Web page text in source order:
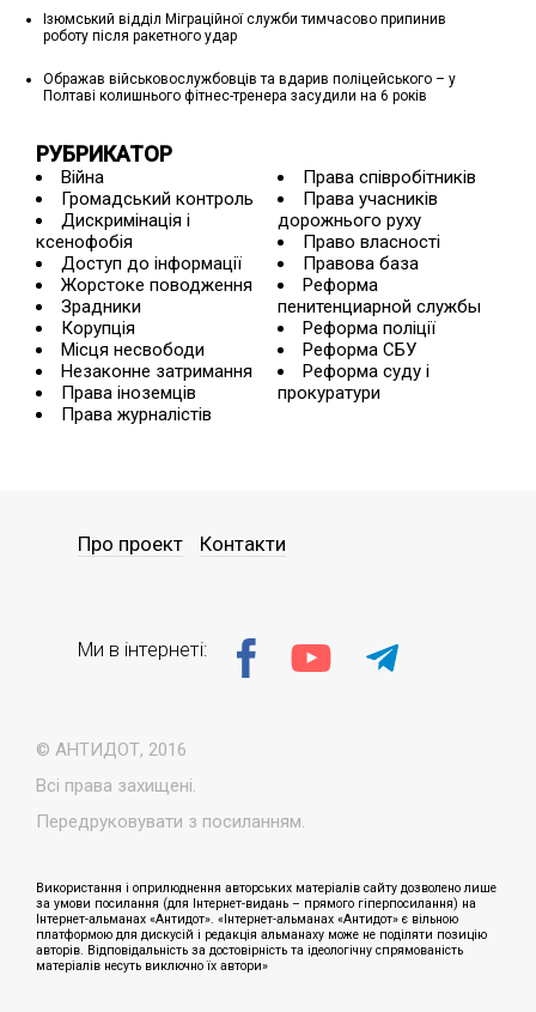
Ізюмський відділ Міграційної служби тимчасово припинив
роботу після ракетного удар
Ображав військовослужбовців та вдарив поліцейського – у
Полтаві колишнього фітнес-тренера засудили на 6 років
РУБРИКАТОР
Війна
Громадський контроль
Дискримінація і
ксенофобія
Доступ до інформації
Жорстоке поводження
Зрадники
Корупція
Місця несвободи
Незаконне затримання
Права іноземців
Права журналістів
Права співробітників
Права учасників
дорожнього руху
Право власності
Правова база
Реформа
пенитенциарной службы
Реформа поліції
Реформа СБУ
Реформа суду і
прокуратури
© АНТИДОТ, 2016
Всі права захищені.
Передруковувати з посиланням.
Про проект Контакти
Ми в інтернеті:
Використання і оприлюднення авторських матеріалів сайту дозволено лише
за умови посилання (для Інтернет-видань – прямого гіперпосилання) на
Інтернет-альманах «Антидот». «Інтернет-альманах «Антидот» є вільною
платформою для дискусій і редакція альманаху може не поділяти позицію
авторів. Відповідальність за достовірність та ідеологічну спрямованість
матеріалів несуть виключно їх автори»